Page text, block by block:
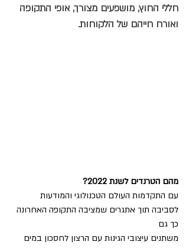
חללי החוץ, מושפעים מצורך, אופי התקופה
ואורח חייהם של הלקוחות.
מהם הטרנדים לשנת 2022?
עם התקדמות העולם הטכנולוגי והמודעות
לסביבה תוך אתגרים שמציבה התקופה האחרונה
כך גם
משתנים עיצובי הגינות עם הרצון לחסכון במים